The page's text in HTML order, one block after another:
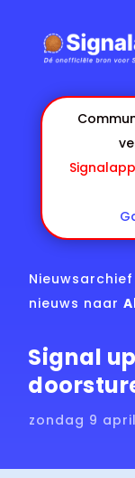
Nieuwsarchief
nieuws naar
Signal
zondag 9 april